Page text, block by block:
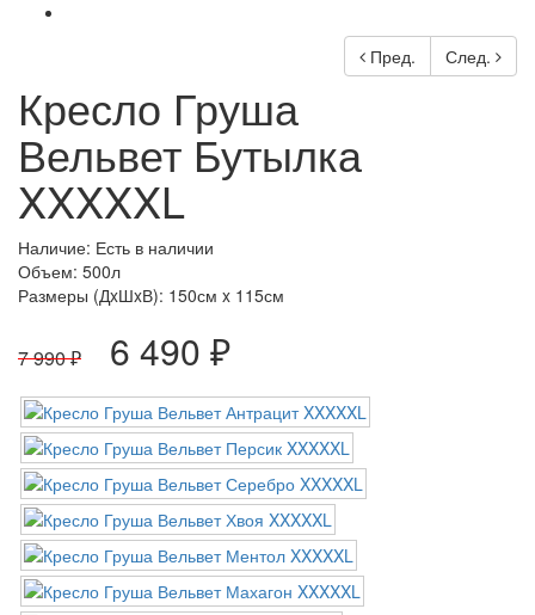
Пред. След.
Кресло Груша
Вельвет Бутылка
XXXXXL
Наличие: Есть в наличии
Объем: 500л
Размеры (ДxШxВ): 150см x 115см
7 990 ₽ 6 490 ₽